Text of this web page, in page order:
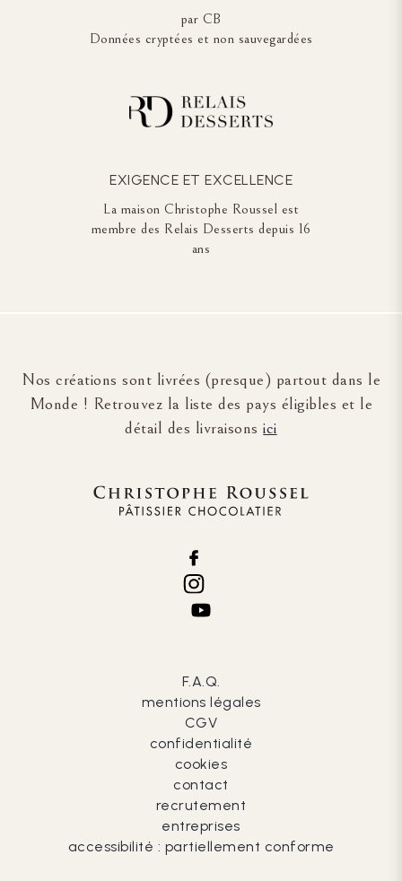
par CB
Données cryptées et non sauvegardées
EXIGENCE ET EXCELLENCE
La maison Christophe Roussel est
membre des Relais Desserts depuis 16
ans
Nos créations sont livrées (presque) partout dans le
Monde ! Retrouvez la liste des pays éligibles et le
détail des livraisonsici
F.A.Q.
mentions légales
CGV
confidentialité
cookies
contact
recrutement
entreprises
accessibilité : partiellement conforme